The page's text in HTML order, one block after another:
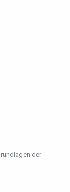
der